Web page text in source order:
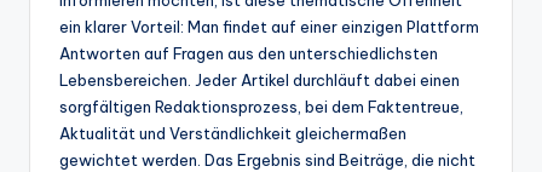
ein klarer Vorteil: Man findet auf einer einzigen Plattform
Antworten auf Fragen aus den unterschiedlichsten
Lebensbereichen. Jeder Artikel durchläuft dabei einen
sorgfältigen Redaktionsprozess, bei dem Faktentreue,
Aktualität und Verständlichkeit gleichermaßen
gewichtet werden. Das Ergebnis sind Beiträge, die nicht